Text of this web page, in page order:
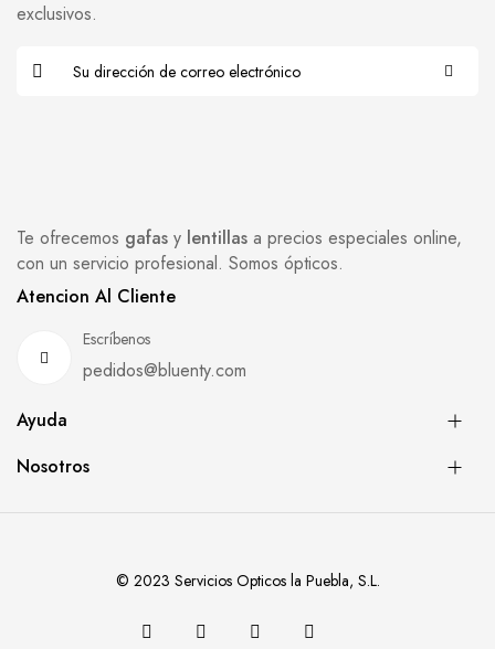
Te ofrecemos gafas y lentillas a precios especiales online,
con un servicio profesional. Somos ópticos.
Atencion Al Cliente
Escríbenos
pedidos@bluenty.com
Ayuda
Nosotros
exclusivos.
© 2023 Servicios Opticos la Puebla, S.L.